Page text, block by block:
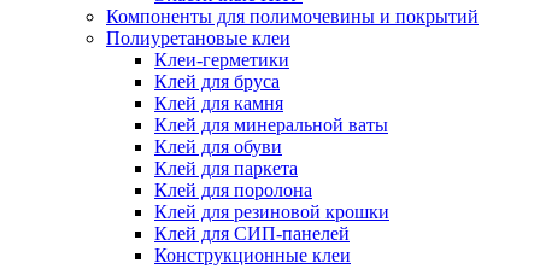
Компоненты для полимочевины и покрытий
Полиуретановые клеи
Клеи-герметики
Клей для бруса
Клей для камня
Клей для минеральной ваты
Клей для обуви
Клей для паркета
Клей для поролона
Клей для резиновой крошки
Клей для СИП-панелей
Конструкционные клеи